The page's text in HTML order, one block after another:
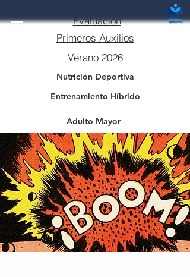
Evaluación
Primeros Auxilios
Verano 2026
Nutrición Deportiva
Entrenamiento Híbrido
Adulto Mayor